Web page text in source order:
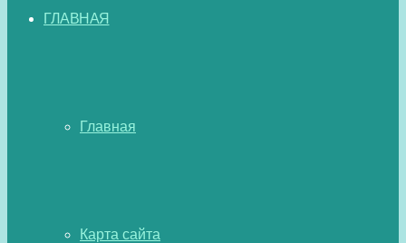
ГЛАВНАЯ
Главная
Карта сайта